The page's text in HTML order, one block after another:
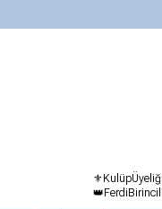
⚜️KulüpÜyeliği